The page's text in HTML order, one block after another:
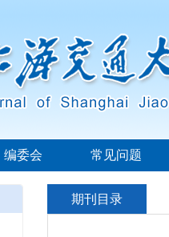
编委会 常见问题
期刊目录